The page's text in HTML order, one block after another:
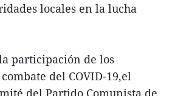
locales en la lucha
participación de los
del COVID-19,el